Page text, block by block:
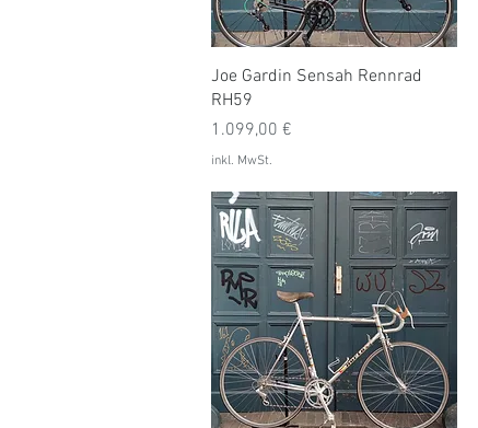
Schnellansicht
Joe Gardin Sensah Rennrad
RH59
Preis
1.099,00 €
inkl. MwSt.